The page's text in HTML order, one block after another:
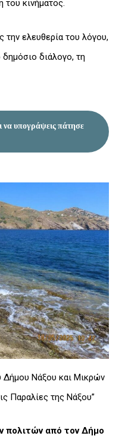
κινήματος.
την ελευθερία του λόγου,
διάλογο, τη
να υπογράψεις πάτησε
Δήμου Νάξου και Μικρών
Παραλίες της Νάξου”
πολιτών από τον Δήμο